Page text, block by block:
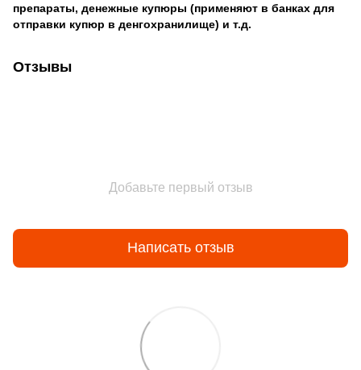
препараты, денежные купюры (применяют в банках для
отправки купюр в денгохранилище) и т.д.
Отзывы
Добавьте первый отзыв
Написать отзыв